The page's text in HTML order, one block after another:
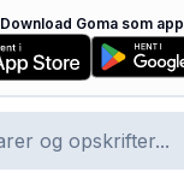
Download Goma som app